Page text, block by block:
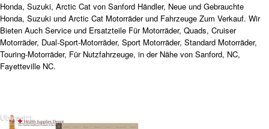
Honda, Suzuki, Arctic Cat von Sanford Händler, Neue und Gebrauchte
Honda, Suzuki und Arctic Cat Motorräder und Fahrzeuge Zum Verkauf. Wir
Bieten Auch Service und Ersatzteile Für Motorräder, Quads, Cruiser
Motorräder, Dual-Sport-Motorräder, Sport Motorräder, Standard Motorräder,
Touring-Motorräder, Für Nutzfahrzeuge, in der Nähe von Sanford, NC,
Fayetteville NC.